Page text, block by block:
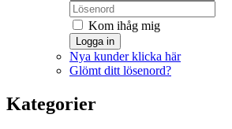
Kom ihåg mig
Logga in
Nya kunder klicka här
Glömt ditt lösenord?
Kategorier